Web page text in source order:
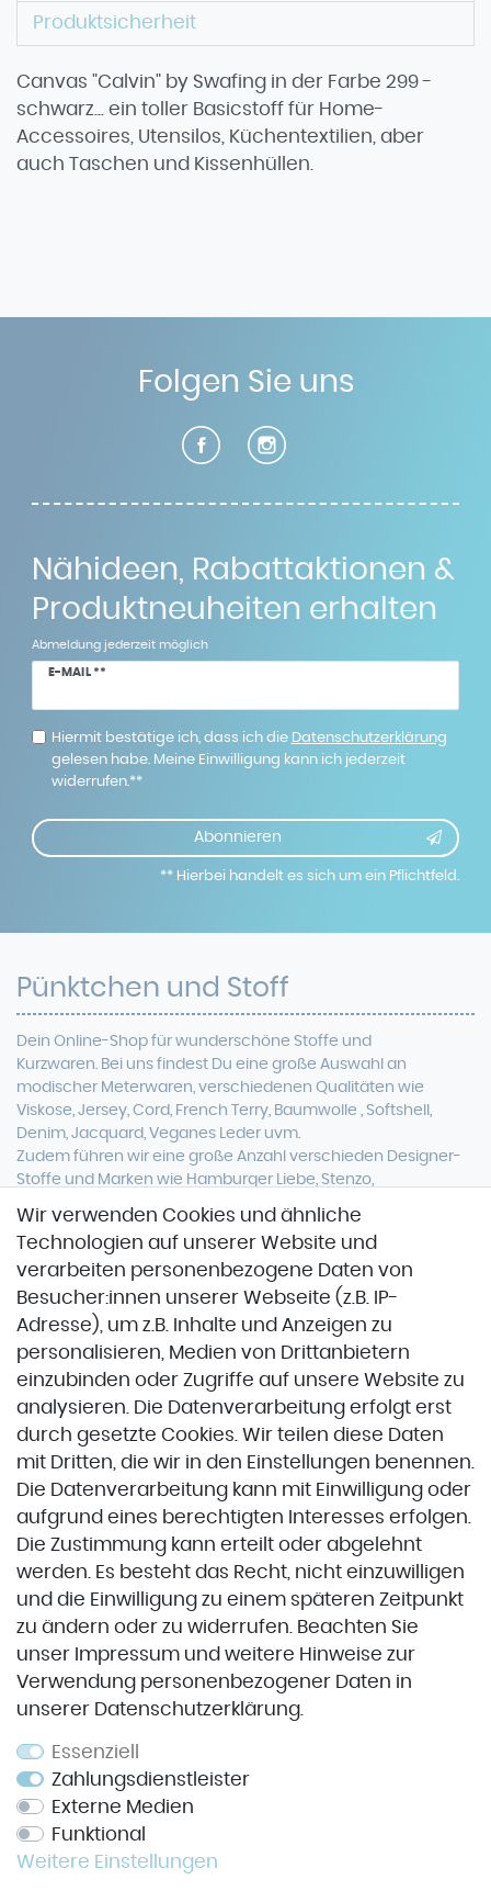
Produktsicherheit
Canvas "Calvin" by Swafing in der Farbe 299 -
schwarz... ein toller Basicstoff für Home-
Accessoires, Utensilos, Küchentextilien, aber
auch Taschen und Kissenhüllen.
Folgen Sie uns
Nähideen, Rabattaktionen &
Produktneuheiten erhalten
Abmeldung jederzeit möglich
E-MAIL **
Newsletter
Hiermit bestätige ich, dass ich die Daten­schutz­erklärung
gelesen habe. Meine Einwilligung kann ich jederzeit
widerrufen.**
Abonnieren
** Hierbei handelt es sich um ein Pflichtfeld.
Pünktchen und Stoff
Dein Online-Shop für wunderschöne Stoffe und
Kurzwaren. Bei uns findest Du eine große Auswahl an
modischer Meterwaren, verschiedenen Qualitäten wie
Viskose, Jersey, Cord, French Terry, Baumwolle , Softshell ,
Denim, Jacquard, Veganes Leder uvm.
Zudem führen wir eine große Anzahl verschieden Designer-
Stoffe und Marken wie Hamburger Liebe, Stenzo,
Zahlung & Versand
Zahlung & Versand
VORKASSE
Service
Impressum
Datenschutz
Widerrufsrecht
AGB
Kontakt
Wir verwenden Cookies und ähnliche
Technologien auf unserer Website und
verarbeiten personenbezogene Daten von
Besucher:innen unserer Webseite (z.B. IP-
Adresse), um z.B. Inhalte und Anzeigen zu
personalisieren, Medien von Drittanbietern
einzubinden oder Zugriffe auf unsere Website zu
analysieren. Die Datenverarbeitung erfolgt erst
durch gesetzte Cookies. Wir teilen diese Daten
mit Dritten, die wir in den Einstellungen benennen.
Die Datenverarbeitung kann mit Einwilligung oder
aufgrund eines berechtigten Interesses erfolgen.
Die Zustimmung kann erteilt oder abgelehnt
werden. Es besteht das Recht, nicht einzuwilligen
und die Einwilligung zu einem späteren Zeitpunkt
zu ändern oder zu widerrufen. Beachten Sie
unser Impressum und weitere Hinweise zur
Verwendung personenbezogener Daten in
unserer
Daten­schutz­erklärung
Essenziell
Zahlungsdienstleister
Externe Medien
Funktional
Weitere Einstellungen